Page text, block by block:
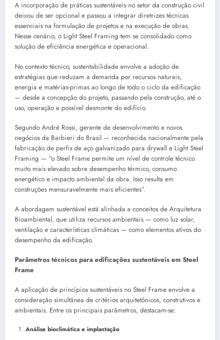
A incorporação de práticas sustentáveis no setor da construção civil
deixou de ser opcional e passou a integrar diretrizes técnicas
essenciais na formulação de projetos e na execução de obras.
Nesse cenário, o Light Steel Framing tem se consolidado como
solução de eficiência energética e operacional.
No contexto técnico, sustentabilidade envolve a adoção de
estratégias que reduzam a demanda por recursos naturais,
energia e matérias-primas ao longo de todo o ciclo da edificação
— desde a concepção do projeto, passando pela construção, até o
uso, operação e possível desmonte do edifício.
Segundo André Rossi, gerente de desenvolvimento e novos
negócios da Barbieri do Brasil — reconhecida nacionalmente pela
fabricação de perfis de aço galvanizado para drywall e Light Steel
Framing — “o Steel Frame permite um nível de controle técnico
muito mais elevado sobre desempenho térmico, consumo
energético e impacto ambiental da obra. Isso resulta em
construções mensuravelmente mais eficientes”.
A abordagem sustentável está alinhada a conceitos de Arquitetura
Bioambiental, que utiliza recursos ambientais — como luz solar,
ventilação e características climáticas — como elementos ativos do
desempenho da edificação.
Parâmetros técnicos para edificações sustentáveis em Steel
Frame
A aplicação de princípios sustentáveis no Steel Frame envolve a
consideração simultânea de critérios arquitetônicos, construtivos e
ambientais. Entre os principais parâmetros, destacam-se:
Análise bioclimática e implantação